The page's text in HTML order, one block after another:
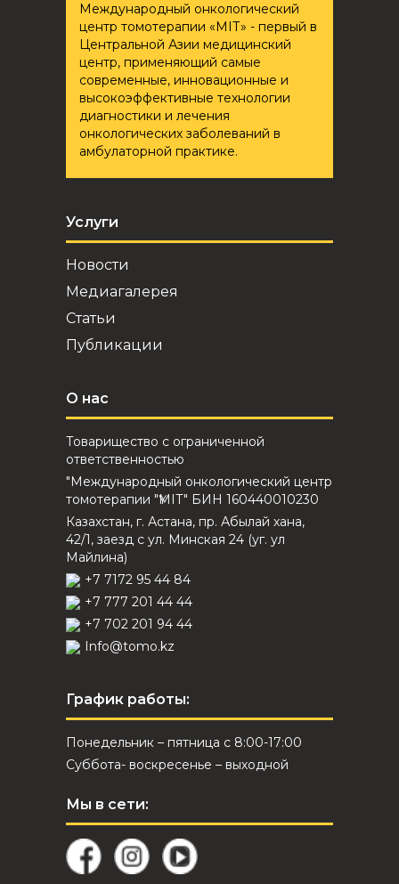
Международный онкологический
центр томотерапии «ҮМІТ» - первый в
Центральной Азии медицинский
центр, применяющий самые
современные, инновационные и
высокоэффективные технологии
диагностики и лечения
онкологических заболеваний в
амбулаторной практике.
Услуги
Новости
Медиагалерея
Статьи
Публикации
О нас
Товарищество с ограниченной
ответственностью
"Международный онкологический центр
томотерапии "ҮМІТ" БИН 160440010230
Казахстан, г. Астана, пр. Абылай хана,
42/1, заезд с ул. Минская 24 (уг. ул
Майлина)
+7 7172 95 44 84
+7 777 201 44 44
+7 702 201 94 44
Info@tomo.kz
График работы:
Понедельник – пятница с 8:00-17:00
Суббота- воскресенье – выходной
Мы в сети: